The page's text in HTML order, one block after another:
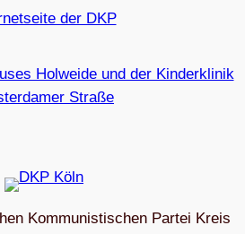
der DKP
Holweide und der Kinderklinik
Straße
Kommunistischen Partei Kreis